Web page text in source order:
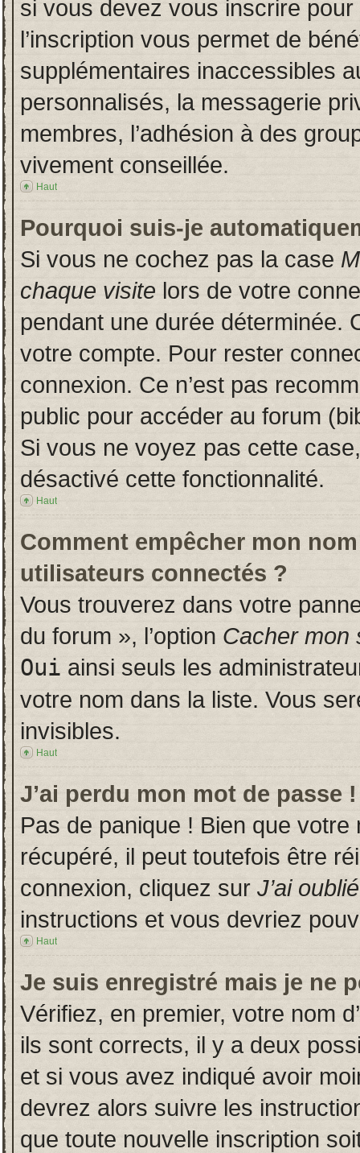
si vous devez vous inscrire
l’inscription vous permet de
supplémentaires inaccessibles
personnalisés, la messagerie
membres, l’adhésion à des
vivement conseillée.
Haut
Pourquoi suis-je
Si vous ne cochez pas la case
chaque visite lors de votre
pendant une durée déterminée.
votre compte. Pour rester
connexion. Ce n’est pas
public pour accéder au forum
Si vous ne voyez pas cette
désactivé cette fonctionnalité.
Haut
Comment empêcher mon
utilisateurs connectés ?
Vous trouverez dans votre
du forum », l’option Cacher mon
Oui ainsi seuls les
votre nom dans la liste. Vous
invisibles.
Haut
J’ai perdu mon mot de passe !
Pas de panique ! Bien que
récupéré, il peut toutefois être
connexion, cliquez sur J’ai
instructions et vous devriez
Haut
Je suis enregistré mais je ne
Vérifiez, en premier, votre nom
ils sont corrects, il y a deux
et si vous avez indiqué avoir
devrez alors suivre les
que toute nouvelle inscription